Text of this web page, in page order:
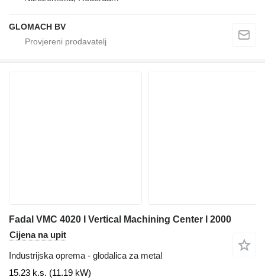
GLOMACH BV
Fadal VMC 4020 I Vertical Machining Center I 2000
Cijena na upit
Industrijska oprema - glodalica za metal
15.23 k.s. (11.19 kW)